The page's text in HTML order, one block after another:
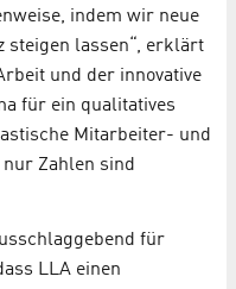
indem wir neue
steigen lassen“, erklärt
und der innovative
für ein qualitatives
Mitarbeiter- und
Zahlen sind
für
LLA einen